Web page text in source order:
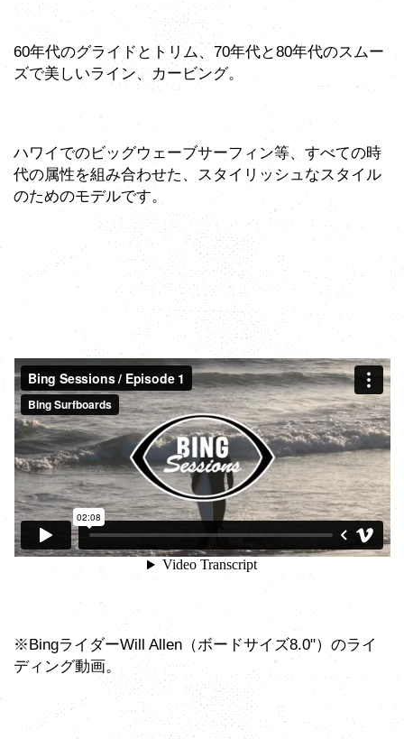
60年代のグライドとトリム、70年代と80年代のスムー
ズで美しいライン、カービング。
ハワイでのビッグウェーブサーフィン等、すべての時
代の属性を組み合わせた、スタイリッシュなスタイル
のためのモデルです。
※BingライダーWill Allen（ボードサイズ8.0"）のライ
ディング動画。